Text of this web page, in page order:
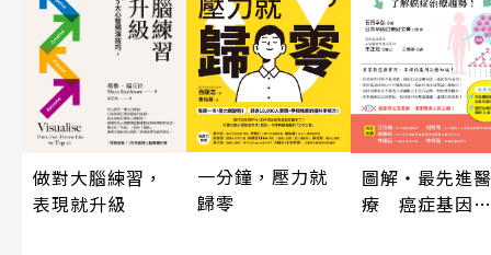
做對大腦練習，
表現就升級
一分鐘，壓力就
歸零
圖解‧最先進醫
療 癌症基因療